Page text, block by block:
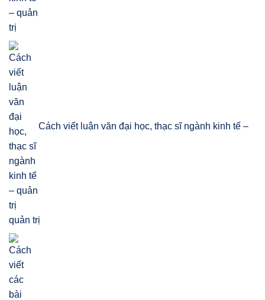
Cách viết luận văn đại học, thạc sĩ ngành kinh tế –
quản trị